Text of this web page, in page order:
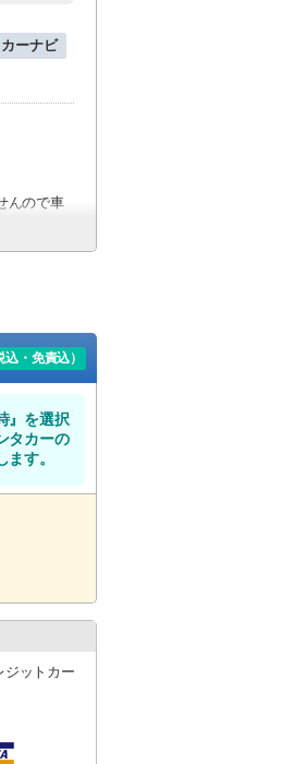
カーナビ
んので車
込・免責込）
』を選択
タカーの
す。
ジットカー